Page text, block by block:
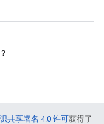
共享署名 4.0 许可获得了